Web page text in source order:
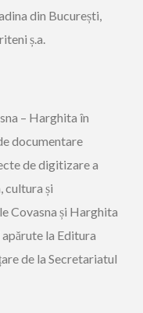
din București,
ș.a.
– Harghita în
documentare
de digitizare a
cultura și
Covasna și Harghita
la Editura
de la Secretariatul